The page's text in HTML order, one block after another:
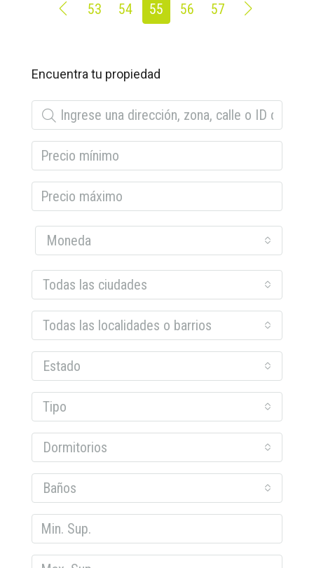
53 54 55 56 57
Encuentra tu propiedad
Moneda
Todas las ciudades
Todas las localidades o barrios
Estado
Tipo
Dormitorios
Baños